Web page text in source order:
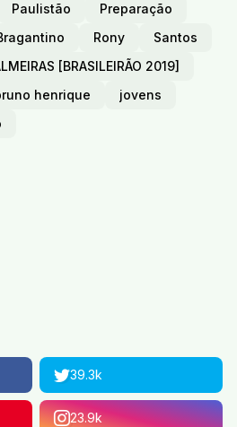
Paulistão
Preparação
Rony
Santos
[BRASILEIRÃO 2019]
henrique
jovens
39.3k
23.9k